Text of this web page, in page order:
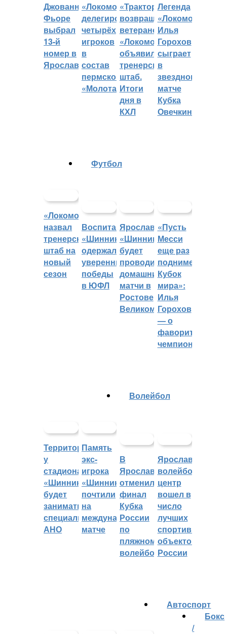
Джованни
Фьоре
выбрал
13-й
номер в
Ярославле
«Локомотив»
делегировал
четырёх
игроков
в
состав
пермского
«Молота»
«Трактор»
возвращает
ветеранов,
«Локомотив»
объявил
тренерский
штаб.
Итоги
дня в
КХЛ
Легенда
«Локомотива»
Илья
Горохов
сыграет
в
звездном
матче
Кубка
Овечкина
«Локомотив»
назвал
тренерский
штаб на
новый
сезон
Футбол
Воспитанники
«Шинника»
одержали
уверенные
победы
в ЮФЛ
Ярославский
«Шинник»
будет
проводить
домашние
матчи в
Ростове
Великом
«Пусть
Месси
еще раз
поднимет
Кубок
мира»:
Илья
Горохов
— о
фаворитах
чемпионата
Территорией
у
стадиона
«Шинник»
будет
заниматься
специальное
АНО
Память
экс-
игрока
«Шинника»
почтили
на
международном
матче
Волейбол
В
Ярославле
отменили
финал
Кубка
России
по
пляжному
волейболу
Ярославский
волейбольный
центр
вошел в
число
лучших
спортивных
объектов
России
Автоспорт
Бокс
/